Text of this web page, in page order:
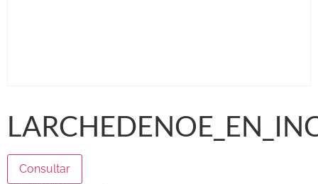
Consultar